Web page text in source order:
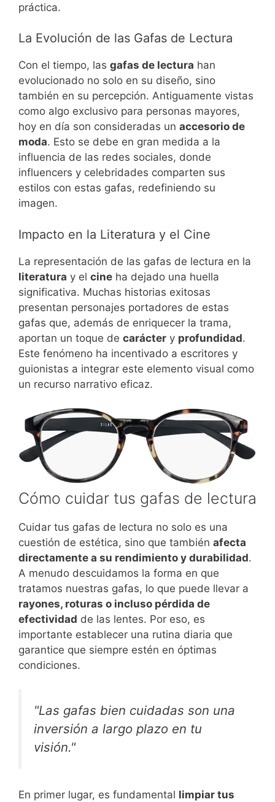
práctica.
La Evolución de las Gafas de Lectura
Con el tiempo, las gafas de lectura han
evolucionado no solo en su diseño, sino
también en su percepción. Antiguamente vistas
como algo exclusivo para personas mayores,
hoy en día son consideradas un accesorio de
moda. Esto se debe en gran medida a la
influencia de las redes sociales, donde
influencers y celebridades comparten sus
estilos con estas gafas, redefiniendo su
imagen.
Impacto en la Literatura y el Cine
La representación de las gafas de lectura en la
literatura y el cine ha dejado una huella
significativa. Muchas historias exitosas
presentan personajes portadores de estas
gafas que, además de enriquecer la trama,
aportan un toque de carácter y profundidad.
Este fenómeno ha incentivado a escritores y
guionistas a integrar este elemento visual como
un recurso narrativo eficaz.
Cómo cuidar tus gafas de lectura
Cuidar tus gafas de lectura no solo es una
cuestión de estética, sino que también afecta
directamente a su rendimiento y durabilidad.
A menudo descuidamos la forma en que
tratamos nuestras gafas, lo que puede llevar a
rayones, roturas o incluso pérdida de
efectividad de las lentes. Por eso, es
importante establecer una rutina diaria que
garantice que siempre estén en óptimas
condiciones.
"Las gafas bien cuidadas son una
inversión a largo plazo en tu
visión."
En primer lugar, es fundamental limpiar tus